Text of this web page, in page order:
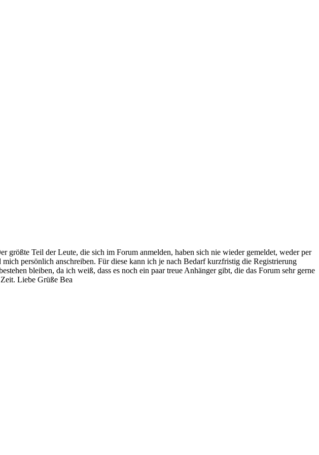
Teil der Leute, die sich im Forum anmelden, haben sich nie wieder gemeldet, weder per
persönlich anschreiben. Für diese kann ich je nach Bedarf kurzfristig die Registrierung
bleiben, da ich weiß, dass es noch ein paar treue Anhänger gibt, die das Forum sehr gerne
Liebe Grüße Bea